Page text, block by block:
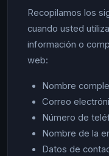
Recopilamos los
cuando usted
información o
web:
Nombre
Correo
Número de
Nombre de la
Datos de